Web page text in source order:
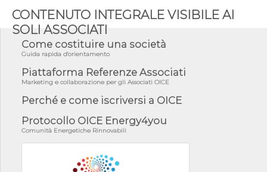
CONTENUTO INTEGRALE VISIBILE AI
SOLI ASSOCIATI
Come costituire una società
Guida rapida d'orientamento
Piattaforma Referenze Associati
Marketing e collaborazione per gli Associati OICE
Perché e come iscriversi a OICE
Protocollo OICE Energy4you
Comunità Energetiche Rinnovabili